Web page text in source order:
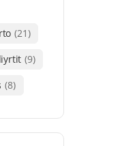
(21)
(9)
(8)